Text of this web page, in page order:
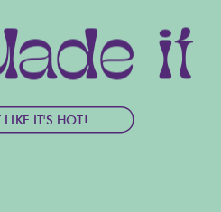
it
LIKE IT'S HOT!